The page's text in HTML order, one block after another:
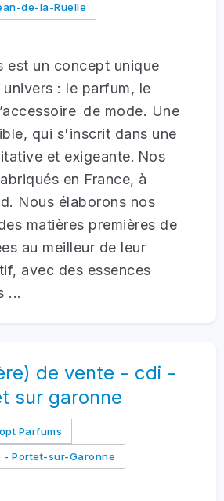
de-la-Ruelle
est un concept unique
: le parfum, le
de mode. Une
qui s'inscrit dans une
et exigeante. Nos
en France, à
Nous élaborons nos
matières premières de
au meilleur de leur
avec des essences
...
de vente - cdi -
sur garonne
Parfums
- Portet-sur-Garonne